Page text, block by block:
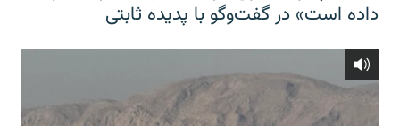
داده است» در گفت‌وگو با پدیده ثابتی